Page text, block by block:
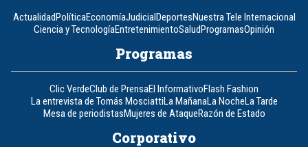
ActualidadPolíticaEconomíaJudicialDeportesNuestra Tele Internacional
Ciencia y TecnologíaEntretenimientoSaludProgramasOpinión
Programas
Clic VerdeClub de PrensaEl InformativoFlash Fashion
La entrevista de Tomás MosciattiLa MañanaLa NocheLa Tarde
Mesa de periodistasMujeres de AtaqueRazón de Estado
Corporativo